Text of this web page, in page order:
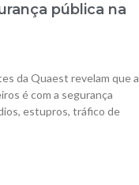
pública na
da Quaest revelam que a
é com a segurança
estupros, tráfico de